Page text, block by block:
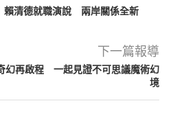
賴清德就職演說 兩岸關係全新
下一篇報導
幻再啟程 一起見證不可思議魔術幻
境